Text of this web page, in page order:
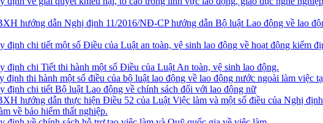
hướng dẫn Nghị định 11/2016/NĐ-CP hướng dẫn Bộ luật Lao động về lao
chi tiết một số Điều của Luật an toàn, vệ sinh lao động về hoạt động kiểm
chi Tiết thi hành một số Điều của Luật An toàn, vệ sinh lao động.
thi hành một số điều của bộ luật lao động về lao động nước ngoài làm việc
định chi tiết Bộ luật Lao động về chính sách đối với lao động nữ
hướng dẫn thực hiện Điều 52 của Luật Việc làm và một số điều của Nghị
về bảo hiểm thất nghiệp.